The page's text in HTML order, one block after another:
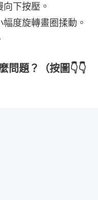
下按壓。
度旋轉畫圈揉動。
問題？（按圖👇👇